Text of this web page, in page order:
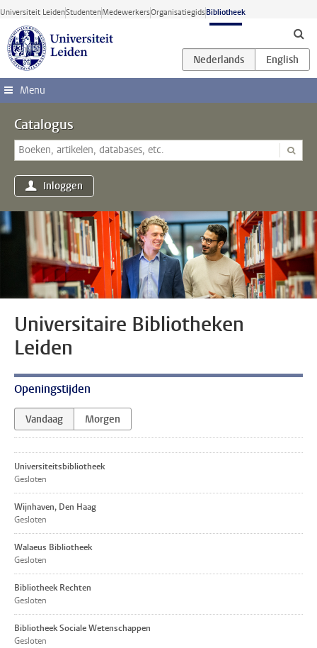
Ga direct naar de inhoud
Universiteit LeidenStudentenMedewerkersOrganisatiegidsBibliotheek
Menu
Catalogus
Inloggen
Universitaire Bibliotheken
Leiden
Openingstijden
Vandaag Morgen
Universiteits­bibliotheek
Gesloten
Wijnhaven, Den Haag
Gesloten
Walaeus Bibliotheek
Gesloten
Bibliotheek Rechten
Gesloten
Bibliotheek Sociale Wetenschappen
Gesloten